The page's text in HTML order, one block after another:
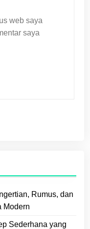
web saya
saya
Rumus, dan
Modern
Sederhana yang